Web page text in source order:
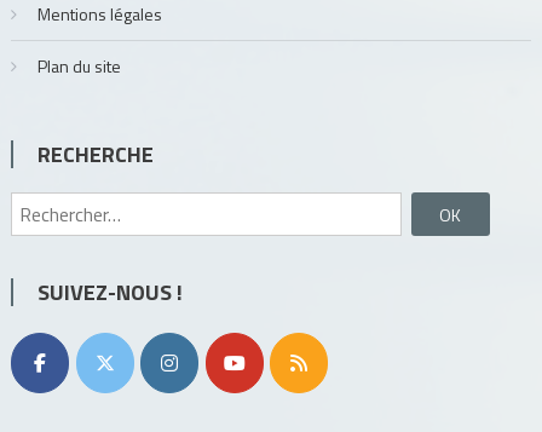
Mentions légales
Plan du site
RECHERCHE
Rechercher :
SUIVEZ-NOUS !